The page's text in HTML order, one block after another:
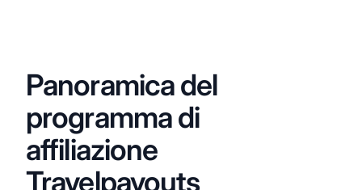
Panoramica del
programma di
affiliazione
Travelpayouts